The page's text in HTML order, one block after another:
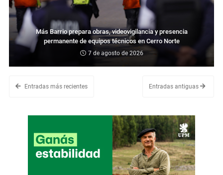
Más Barrio prepara obras, videovigilancia y presencia
permanente de equipos técnicos en Cerro Norte
7 de agosto de 2026
Entradas más recientes Entradas antiguas